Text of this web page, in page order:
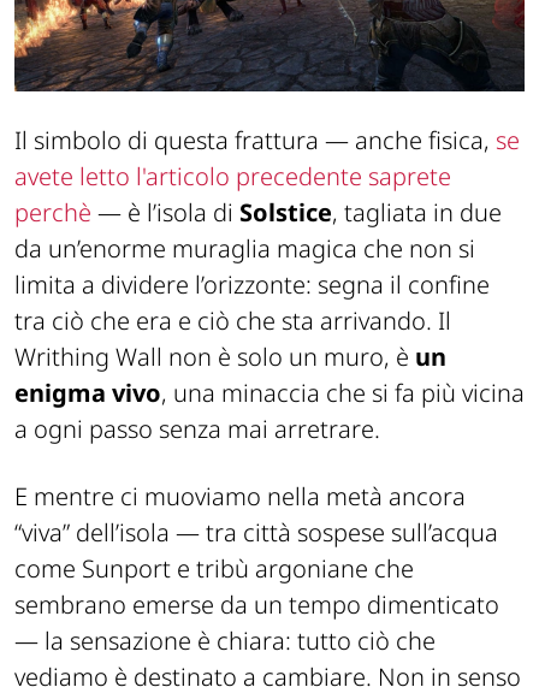
Il simbolo di questa frattura — anche fisica, se
avete letto l'articolo precedente saprete
perchè — è l’isola di Solstice, tagliata in due
da un’enorme muraglia magica che non si
limita a dividere l’orizzonte: segna il confine
tra ciò che era e ciò che sta arrivando. Il
Writhing Wall non è solo un muro, è un
enigma vivo, una minaccia che si fa più vicina
a ogni passo senza mai arretrare.
E mentre ci muoviamo nella metà ancora
“viva” dell’isola — tra città sospese sull’acqua
come Sunport e tribù argoniane che
sembrano emerse da un tempo dimenticato
— la sensazione è chiara: tutto ciò che
vediamo è destinato a cambiare. Non in senso